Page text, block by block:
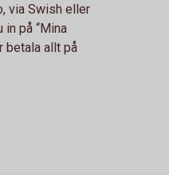
via Swish eller
på “Mina
betala allt på